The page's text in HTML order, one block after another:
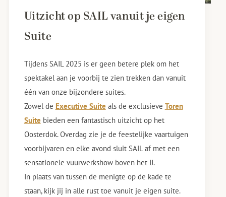
Uitzicht op SAIL vanuit je eigen
Suite
Tijdens SAIL 2025 is er geen betere plek om het
spektakel aan je voorbij te zien trekken dan vanuit
één van onze bijzondere suites.
Zowel de Executive Suite als de exclusieve Toren
Suite bieden een fantastisch uitzicht op het
Oosterdok. Overdag zie je de feestelijke vaartuigen
voorbijvaren en elke avond sluit SAIL af met een
sensationele vuurwerkshow boven het IJ.
In plaats van tussen de menigte op de kade te
staan, kijk jij in alle rust toe vanuit je eigen suite.